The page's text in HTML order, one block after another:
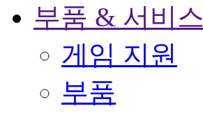
부품 & 서비스
게임 지원
부품